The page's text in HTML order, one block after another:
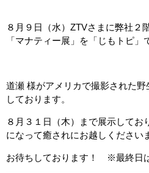
８月９日（水）ZTVさまに弊社２
「マナティー展」を「じもトピ」
道瀬 様がアメリカで撮影された
しております。
８月３１日（木）まで展示してお
になって癒されにお越しください
お待ちしております！ ※最終日